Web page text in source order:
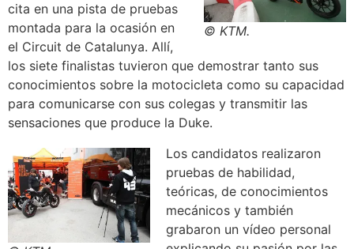
© KTM.
cita en una pista de pruebas
montada para la ocasión en
el Circuit de Catalunya. Allí,
los siete finalistas tuvieron que demostrar tanto sus
conocimientos sobre la motocicleta como su capacidad
para comunicarse con sus colegas y transmitir las
sensaciones que produce la Duke.
Los candidatos realizaron
pruebas de habilidad,
teóricas, de conocimientos
mecánicos y también
grabaron un vídeo personal